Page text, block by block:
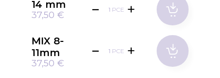
14 mm
37,50 €
PCE
MIX 8-
11mm
37,50 €
PCE